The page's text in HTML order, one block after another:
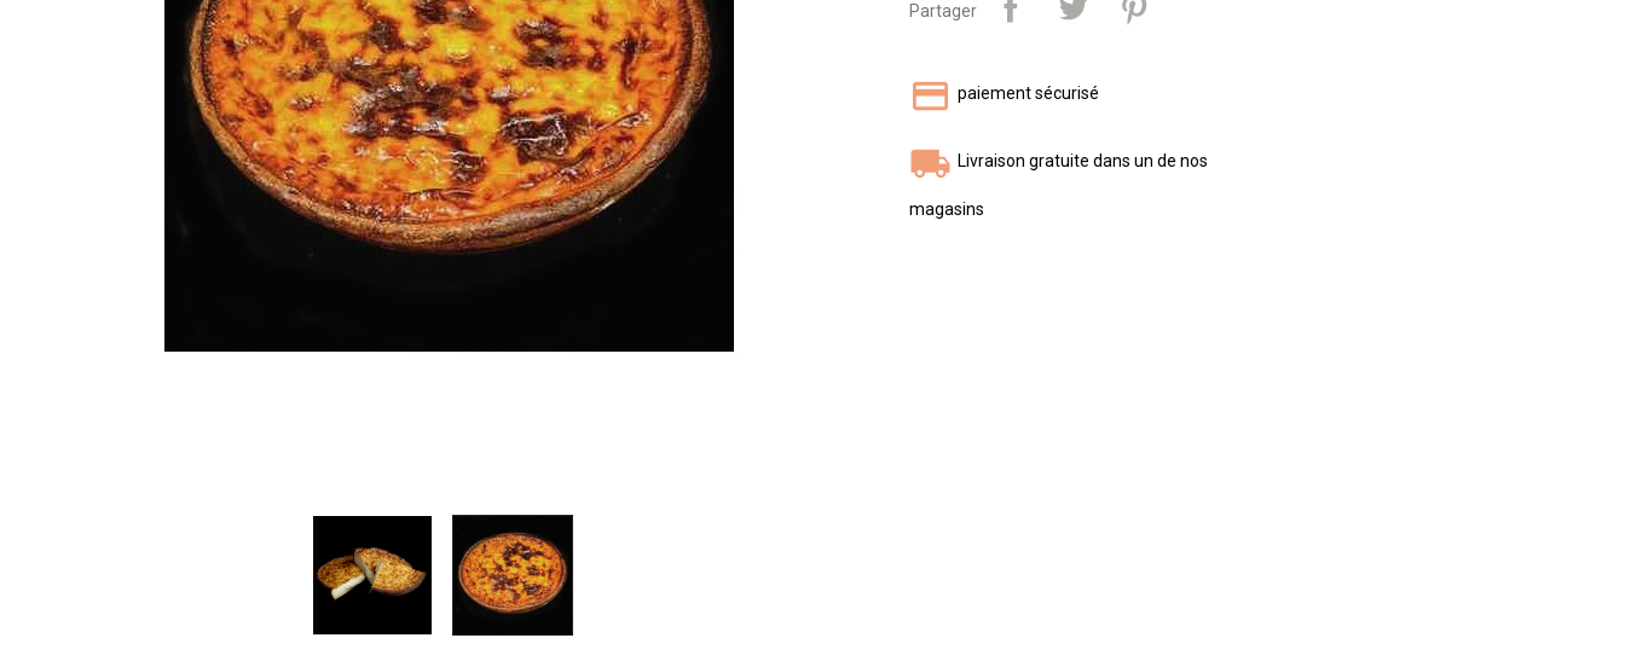
Partager
paiement sécurisé
Livraison gratuite dans un de nos
magasins